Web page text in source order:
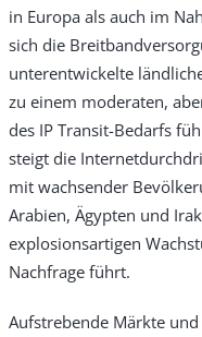
in Europa als auch im
sich die
unterentwickelte
zu einem moderaten,
des IP Transit-Bedarfs
steigt die
mit wachsender
Arabien, Ägypten und
explosionsartigen
Nachfrage führt.
Aufstrebende Märkte